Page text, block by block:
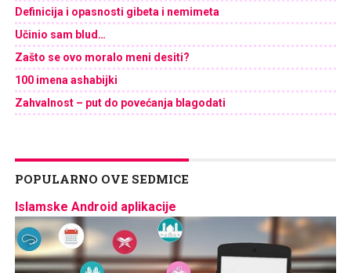
Definicija i opasnosti gibeta i nemimeta
Učinio sam blud…
Zašto se ovo moralo meni desiti?
100 imena ashabijki
Zahvalnost – put do povećanja blagodati
POPULARNO OVE SEDMICE
Islamske Android aplikacije